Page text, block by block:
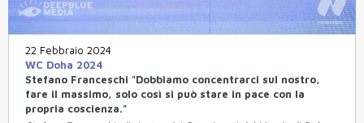
22 Febbraio 2024
WC Doha 2024
Stefano Franceschi "Dobbiamo concentrarci sul nostro,
fare il massimo, solo così si può stare in pace con la
propria coscienza."